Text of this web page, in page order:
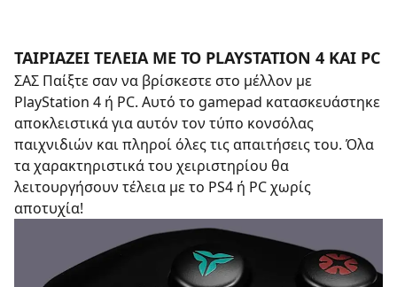
ΤΑΙΡΙΑΖΕΙ ΤΕΛΕΙΑ ΜΕ ΤΟ PLAYSTATION 4 ΚΑΙ PC
ΣΑΣ Παίξτε σαν να βρίσκεστε στο μέλλον με
PlayStation 4 ή PC. Αυτό το gamepad κατασκευάστηκε
αποκλειστικά για αυτόν τον τύπο κονσόλας
παιχνιδιών και πληροί όλες τις απαιτήσεις του. Όλα
τα χαρακτηριστικά του χειριστηρίου θα
λειτουργήσουν τέλεια με το PS4 ή PC χωρίς
αποτυχία!